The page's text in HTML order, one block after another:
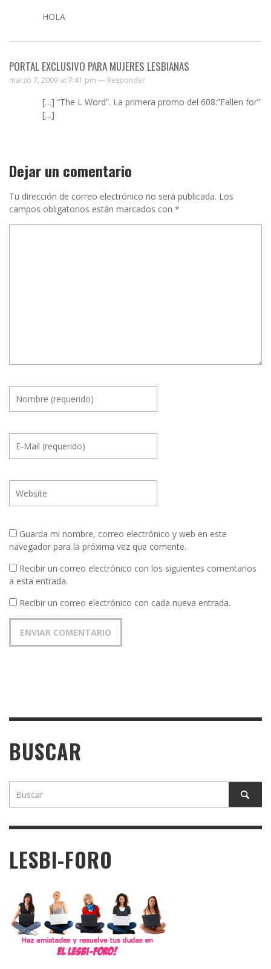
HOLA
PORTAL EXCLUSIVO PARA MUJERES LESBIANAS
marzo 7, 2009 at 7:41 pm — Responder
[…] “The L Word”. La primera promo del 608:”Fallen for”
[…]
Dejar un comentario
Tu dirección de correo electrónico no será publicada. Los
campos obligatorios están marcados con *
Guarda mi nombre, correo electrónico y web en este
navegador para la próxima vez que comente.
Recibir un correo electrónico con los siguientes comentarios
a esta entrada.
Recibir un correo electrónico con cada nueva entrada.
BUSCAR
LESBI-FORO